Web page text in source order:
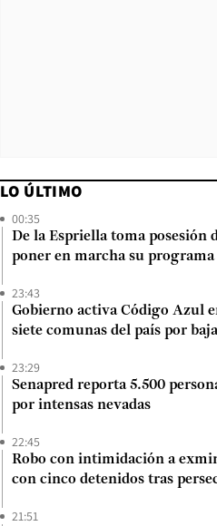
LO ÚLTIMO
00:35
De la Espriella toma posesión
poner en marcha su
23:43
Gobierno activa Código Azul
siete comunas del país por
23:29
Senapred reporta 5.500
por intensas nevadas
22:45
Robo con intimidación a
con cinco detenidos tras
21:51